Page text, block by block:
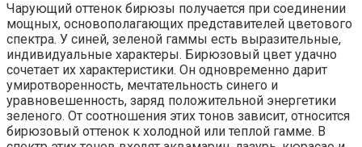
Чарующий оттенок бирюзы получается при соединении
мощных, основополагающих представителей цветового
спектра. У синей, зеленой гаммы есть выразительные,
индивидуальные характеры. Бирюзовый цвет удачно
сочетает их характеристики. Он одновременно дарит
умиротворенность, мечтательность синего и
уравновешенность, заряд положительной энергетики
зеленого. От соотношения этих тонов зависит, относится
бирюзовый оттенок к холодной или теплой гамме. В